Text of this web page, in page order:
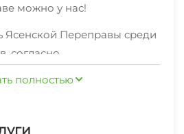
можно у нас!
Ясенской Переправы среди
согласно
полностью